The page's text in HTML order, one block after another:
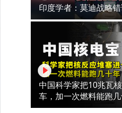
印度学者：莫迪战略错
中国科学家把10兆瓦
车，加一次燃料能跑